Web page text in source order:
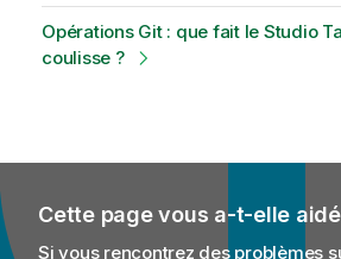
Opérations Git : que fait le Studio
coulisse ?
Cette page vous a-t-elle
Si vous rencontrez des problèmes